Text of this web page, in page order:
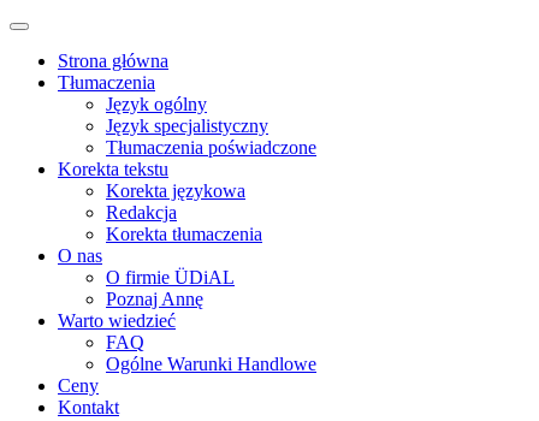
Strona główna
Tłumaczenia
Język ogólny
Język specjalistyczny
Tłumaczenia poświadczone
Korekta tekstu
Korekta językowa
Redakcja
Korekta tłumaczenia
O nas
O firmie ÜDiAL
Poznaj Annę
Warto wiedzieć
FAQ
Ogólne Warunki Handlowe
Ceny
Kontakt